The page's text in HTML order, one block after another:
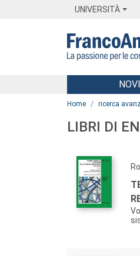
UNIVERSITÀ
Menu
Home ricerca
LIBRI DI